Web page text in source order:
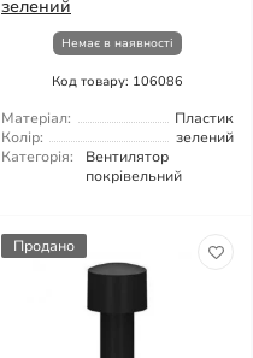
зелений
Немає в наявності
Код товару: 106086
Матеріал:
Пластик
Колір:
зелений
Категорія:
Вентилятор
покрівельний
Продано